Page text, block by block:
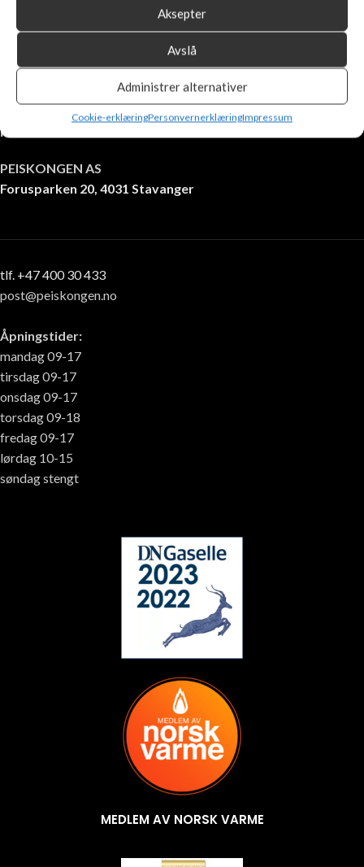
Aksepter
Avslå
Administrer alternativer
Cookie-erklæringPersonvernerklæringImpressum
PRODUKTKATEGORIER
MIN KONTO
PEISKONGEN AS
Forusparken 20, 4031 Stavanger
tlf. +47 400 30 433
post@peiskongen.no
Åpningstider:
mandag 09-17
tirsdag 09-17
onsdag 09-17
torsdag 09-18
fredag 09-17
lørdag 10-15
søndag stengt
MEDLEM AV NORSK VARME